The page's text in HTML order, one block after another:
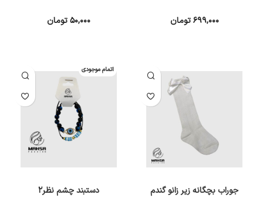
۶۹۹,۰۰۰ تومان ۵۰,۰۰۰تومان
جوراب بچگانه زیر زانو گندم
اتمام موجودی
دستبند چشم نظر۲